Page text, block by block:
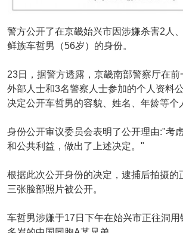
警方公开了在京畿始兴市因涉嫌杀害2人
鲜族车哲男（56岁）的身份。
23日，据警方透露，京畿南部警察厅在前
外部人士和3名警察人士参加的个人资料
决定公开车哲男的容貌、姓名、年龄等个
身份公开审议委员会表明了公开理由:"考
和公共利益，做出了上述决定。"
根据此次公开身份的决定，逮捕后拍摄的
三张脸部照片被公开。
车哲男涉嫌于17日下午在始兴市正往洞